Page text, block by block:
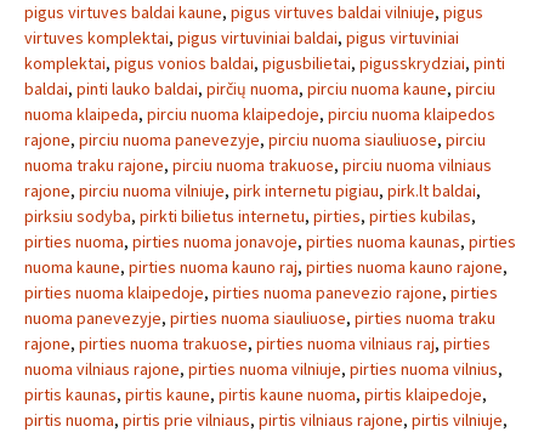
pigus virtuves baldai kaune, pigus virtuves baldai vilniuje, pigus
virtuves komplektai, pigus virtuviniai baldai, pigus virtuviniai
komplektai, pigus vonios baldai, pigusbilietai, pigusskrydziai, pinti
baldai, pinti lauko baldai, pirčių nuoma, pirciu nuoma kaune, pirciu
nuoma klaipeda, pirciu nuoma klaipedoje, pirciu nuoma klaipedos
rajone, pirciu nuoma panevezyje, pirciu nuoma siauliuose, pirciu
nuoma traku rajone, pirciu nuoma trakuose, pirciu nuoma vilniaus
rajone, pirciu nuoma vilniuje, pirk internetu pigiau, pirk.lt baldai,
pirksiu sodyba, pirkti bilietus internetu, pirties, pirties kubilas,
pirties nuoma, pirties nuoma jonavoje, pirties nuoma kaunas, pirties
nuoma kaune, pirties nuoma kauno raj, pirties nuoma kauno rajone,
pirties nuoma klaipedoje, pirties nuoma panevezio rajone, pirties
nuoma panevezyje, pirties nuoma siauliuose, pirties nuoma traku
rajone, pirties nuoma trakuose, pirties nuoma vilniaus raj, pirties
nuoma vilniaus rajone, pirties nuoma vilniuje, pirties nuoma vilnius,
pirtis kaunas, pirtis kaune, pirtis kaune nuoma, pirtis klaipedoje,
pirtis nuoma, pirtis prie vilniaus, pirtis vilniaus rajone, pirtis vilniuje,